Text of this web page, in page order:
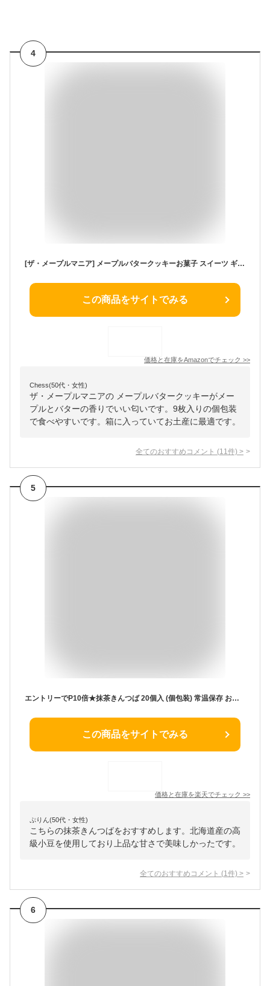
4
[ザ・メープルマニア] メープルバタークッキーお菓子 スイーツ ギフト 東京土産 手土産 個包装 プレゼント お返し 内祝い 焼き菓子 退職 おしゃれ 大人（9枚入り） (9, 9枚入)
この商品をサイトでみる
価格と在庫をAmazonでチェック >>
Chess(50代・女性)
ザ・メープルマニアの メープルバタークッキーがメー
プルとバターの香りでいい匂いです。9枚入りの個包装
で食べやすいです。箱に入っていてお土産に最適です。
全てのおすすめコメント (11 件) >
5
エントリーでP10倍★抹茶きんつば 20個入 (個包装) 常温保存 お菓子 和菓子 詰め合わせ セット 菓子折り wagasi スイーツ 誕生日 贈り物 ギフト 快気祝い のし対応 法要 法事 お供え 日持ち する 賞味期限長い 北海道産 高級小豆 あんこ 老舗 有名 東京土産
この商品をサイトでみる
価格と在庫を楽天でチェック >>
ぷりん(50代・女性)
こちらの抹茶きんつばをおすすめします。北海道産の高
級小豆を使用しており上品な甘さで美味しかったです。
全てのおすすめコメント (1 件) >
6